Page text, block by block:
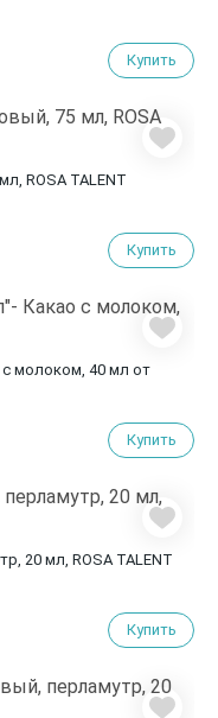
Купить
ROSA TALENT
Купить
молоком, 40 мл от
Купить
20 мл, ROSA TALENT
Купить